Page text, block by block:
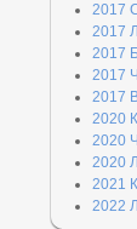
2017
2017
2017
2017
2017
2020
2020
2020
2021
2022